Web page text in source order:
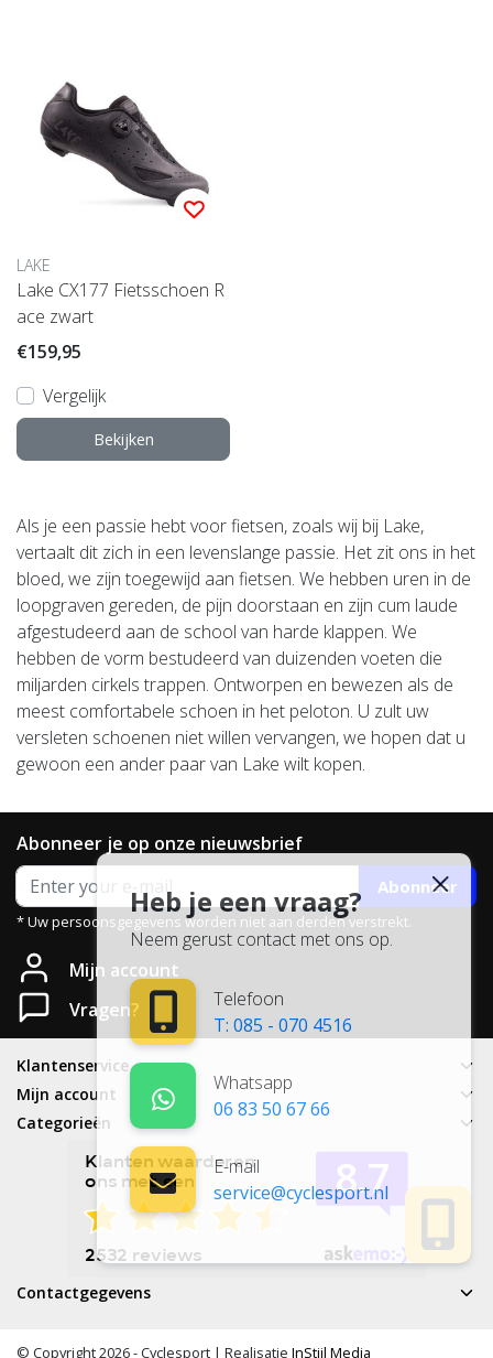
LAKE
Lake CX177 Fietsschoen R
ace zwart
€159,95
Vergelijk
Bekijken
Als je een passie hebt voor fietsen, zoals wij bij Lake,
vertaalt dit zich in een levenslange passie. Het zit ons in het
bloed, we zijn toegewijd aan fietsen. We hebben uren in de
loopgraven gereden, de pijn doorstaan ​​en zijn cum laude
afgestudeerd aan de school van harde klappen. We
hebben de vorm bestudeerd van duizenden voeten die
miljarden cirkels trappen. Ontworpen en bewezen als de
meest comfortabele schoen in het peloton. U zult uw
versleten schoenen niet willen vervangen, we hopen dat u
gewoon een ander paar van Lake wilt kopen.
Abonneer je op onze nieuwsbrief
Abonneer
* Uw persoonsgegevens worden niet aan derden verstrekt.
Mijn account
Vragen?
Klantenservice
Mijn account
Categorieën
Contactgegevens
© Copyright 2026 - Cyclesport | Realisatie InStijl Media
Heb je een vraag?
Neem gerust contact met ons op.
Telefoon
T: 085 - 070 4516
Whatsapp
06 83 50 67 66
E-mail
service@cyclesport.nl